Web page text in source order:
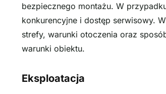
bezpiecznego montażu. W
konkurencyjne i dostęp serwisowy.
strefy, warunki otoczenia oraz
warunki obiektu.
Eksploatacja